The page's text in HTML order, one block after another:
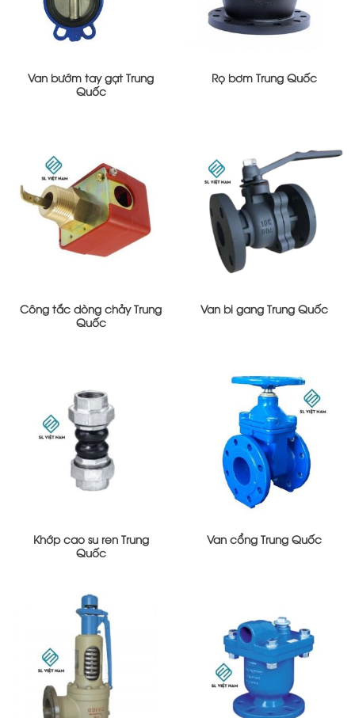
Van bướm tay gạt Trung
Quốc
Rọ bơm Trung Quốc
Công tắc dòng chảy Trung
Quốc
Van bi gang Trung Quốc
Khớp cao su ren Trung
Quốc
Van cổng Trung Quốc